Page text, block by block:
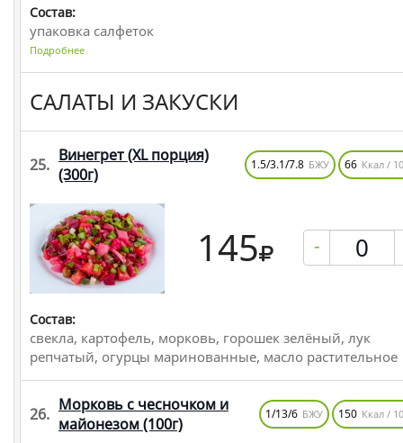
Состав:
упаковка салфеток
Подробнее
САЛАТЫ И ЗАКУСКИ
25. Винегрет (XL порция)
(300г)
1.5/3.1/7.8 БЖУ 66 Ккал /
145 -
Состав:
свекла, картофель, морковь, горошек зелёный, лук
репчатый, огурцы маринованные, масло растительное
26. Морковь с чесночком и
майонезом(100г)
1/13/6 БЖУ 150 Ккал /